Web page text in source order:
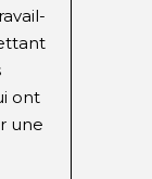
ont
une